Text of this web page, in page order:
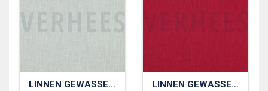
LINNEN GEWASSEN 230 GM2 LINNEN GEWASSEN 230 GM2